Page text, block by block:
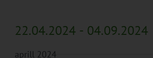
22.04.2024 - 04.09.2024
aprill 2024